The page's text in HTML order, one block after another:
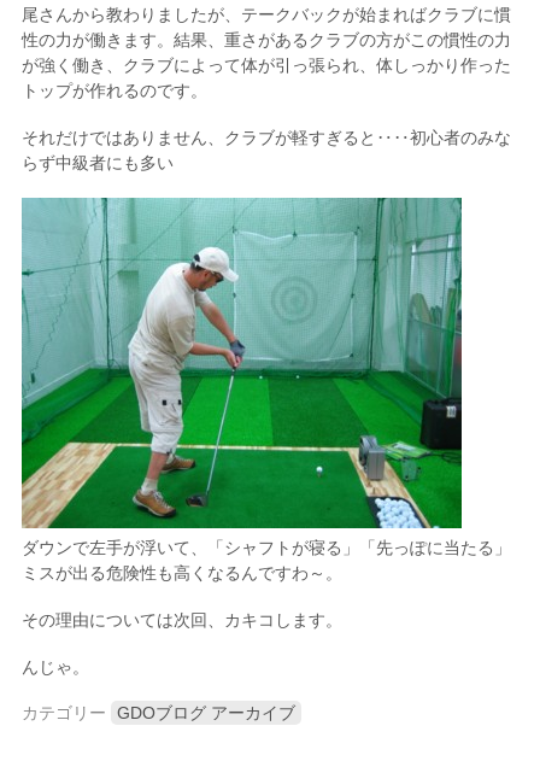
尾さんから教わりましたが、テークバックが始まればクラブに慣
性の力が働きます。結果、重さがあるクラブの方がこの慣性の力
が強く働き、クラブによって体が引っ張られ、体しっかり作った
トップが作れるのです。
それだけではありません、クラブが軽すぎると‥‥初心者のみな
らず中級者にも多い
ダウンで左手が浮いて、「シャフトが寝る」「先っぽに当たる」
ミスが出る危険性も高くなるんですわ～。
その理由については次回、カキコします。
んじゃ。
カテゴリー GDOブログ アーカイブ